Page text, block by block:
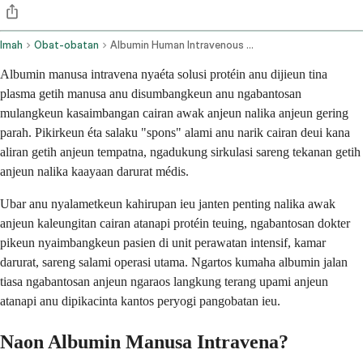
Imah Obat-obatan Albumin Human Intravenous Route
Albumin manusa intravena nyaéta solusi protéin anu dijieun tina
plasma getih manusa anu disumbangkeun anu ngabantosan
mulangkeun kasaimbangan cairan awak anjeun nalika anjeun gering
parah. Pikirkeun éta salaku "spons" alami anu narik cairan deui kana
aliran getih anjeun tempatna, ngadukung sirkulasi sareng tekanan getih
anjeun nalika kaayaan darurat médis.
Ubar anu nyalametkeun kahirupan ieu janten penting nalika awak
anjeun kaleungitan cairan atanapi protéin teuing, ngabantosan dokter
pikeun nyaimbangkeun pasien di unit perawatan intensif, kamar
darurat, sareng salami operasi utama. Ngartos kumaha albumin jalan
tiasa ngabantosan anjeun ngaraos langkung terang upami anjeun
atanapi anu dipikacinta kantos peryogi pangobatan ieu.
Naon Albumin Manusa Intravena?